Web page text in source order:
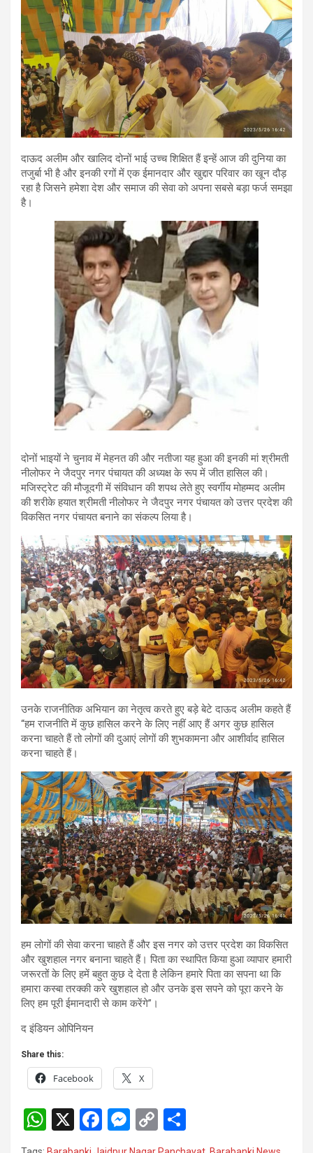
दाऊद अलीम और खालिद दोनों भाई उच्च शिक्षित हैं इन्हें आज की दुनिया का
तजुर्बा भी है और इनकी रगों में एक ईमानदार और खुद्दार परिवार का खून दौड़
रहा है जिसने हमेशा देश और समाज की सेवा को अपना सबसे बड़ा फर्ज समझा
है।
दोनों भाइयों ने चुनाव में मेहनत की और नतीजा यह हुआ की इनकी मां श्रीमती
नीलोफर ने जैदपुर नगर पंचायत की अध्यक्ष के रूप में जीत हासिल की।
मजिस्ट्रेट की मौजूदगी में संविधान की शपथ लेते हुए स्वर्गीय मोहम्मद अलीम
की शरीके हयात श्रीमती नीलोफर ने जैदपुर नगर पंचायत को उत्तर प्रदेश की
विकसित नगर पंचायत बनाने का संकल्प लिया है।
उनके राजनीतिक अभियान का नेतृत्व करते हुए बड़े बेटे दाऊद अलीम कहते हैं
“हम राजनीति में कुछ हासिल करने के लिए नहीं आए हैं अगर कुछ हासिल
करना चाहते हैं तो लोगों की दुआएं लोगों की शुभकामना और आशीर्वाद हासिल
करना चाहते हैं।
हम लोगों की सेवा करना चाहते हैं और इस नगर को उत्तर प्रदेश का विकसित
और खुशहाल नगर बनाना चाहते हैं। पिता का स्थापित किया हुआ व्यापार हमारी
जरूरतों के लिए हमें बहुत कुछ दे देता है लेकिन हमारे पिता का सपना था कि
हमारा कस्बा तरक्की करे खुशहाल हो और उनके इस सपने को पूरा करने के
लिए हम पूरी ईमानदारी से काम करेंगे”।
द इंडियन ओपिनियन
Share this:
Facebook X
W
h
X
F
a
M
es
C
o